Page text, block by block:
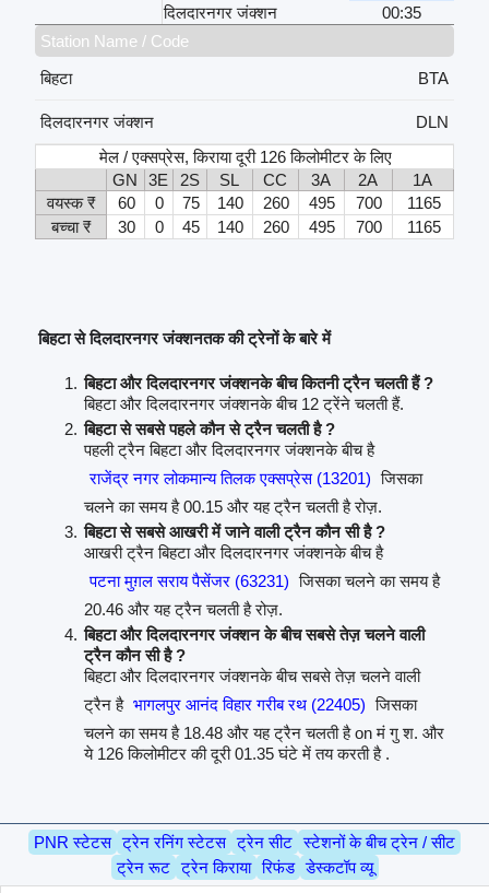
दिलदारनगर जंक्शन
00:35
Station Name / Code
बिहटा
BTA
दिलदारनगर जंक्शन
DLN
मेल / एक्सप्रेस, किराया दूरी 126 किलोमीटर के लिए
GN
3E 2S SL CC 3A 2A
1A
वयस्क ₹
60 0 75 140 260 495 700
1165
बच्चा ₹
30 0 45 140 260 495 700 1165
बिहटा से दिलदारनगर जंक्शनतक की ट्रेनों के बारे में
बिहटा और दिलदारनगर जंक्शनके बीच कितनी ट्रैन चलती हैं ?
बिहटा और दिलदारनगर जंक्शनके बीच 12 ट्रेंने चलती हैं.
बिहटा से सबसे पहले कौन से ट्रैन चलती है ?
पहली ट्रैन बिहटा और दिलदारनगर जंक्शनके बीच है
राजेंद्र नगर लोकमान्य तिलक एक्सप्रेस (13201) जिसका
चलने का समय है 00.15 और यह ट्रैन चलती है रोज़.
बिहटा से सबसे आखरी में जाने वाली ट्रैन कौन सी है ?
आखरी ट्रैन बिहटा और दिलदारनगर जंक्शनके बीच है
पटना मुग़ल सराय पैसेंजर (63231) जिसका चलने का समय है
20.46 और यह ट्रैन चलती है रोज़.
बिहटा और दिलदारनगर जंक्शन के बीच सबसे तेज़ चलने वाली
ट्रैन कौन सी है ?
बिहटा और दिलदारनगर जंक्शनके बीच सबसे तेज़ चलने वाली
ट्रैन है भागलपुर आनंद विहार गरीब रथ (22405) जिसका
चलने का समय है 18.48 और यह ट्रैन चलती है on मं गु श. और
ये 126 किलोमीटर की दूरी 01.35 घंटे में तय करती है .
PNR स्टेटस ट्रेन रनिंग स्टेटस ट्रेन सीट स्टेशनों के बीच ट्रेन / सीट
ट्रेन रूट ट्रेन किराया रिफंड डेस्कटॉप व्यू